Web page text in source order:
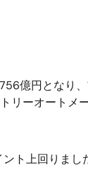
億円となり
リーオートメ
ト上回りまし